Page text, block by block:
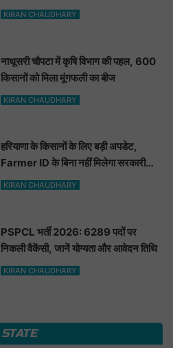
KIRAN CHAUDHARY
नाथूसरी चौपटा में कृषि विभाग की पहल, 600
किसानों को मिला मूंगफली का बीज
KIRAN CHAUDHARY
हरियाणा के किसानों के लिए बड़ी अपडेट,
Farmer ID के बिना नहीं मिलेगा सरकारी
फायदा
KIRAN CHAUDHARY
PSPCL भर्ती 2026: 6289 पदों पर
निकली वैकेंसी, जानें योग्यता और आवेदन तिथि
KIRAN CHAUDHARY
STATE